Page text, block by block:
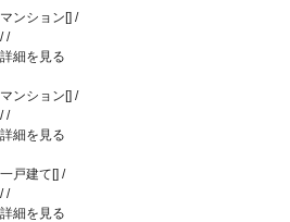
マンション[] /
//
詳細を見る
マンション[] /
//
詳細を見る
一戸建て[] /
//
詳細を見る